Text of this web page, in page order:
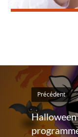
Précédent